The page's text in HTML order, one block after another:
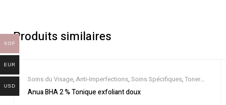
Produits similaires
Soins du Visage, Anti-Imperfections, Soins Spécifiques, Toners
et Brumes
Anua BHA 2 % Tonique exfoliant doux
XOF
EUR
USD